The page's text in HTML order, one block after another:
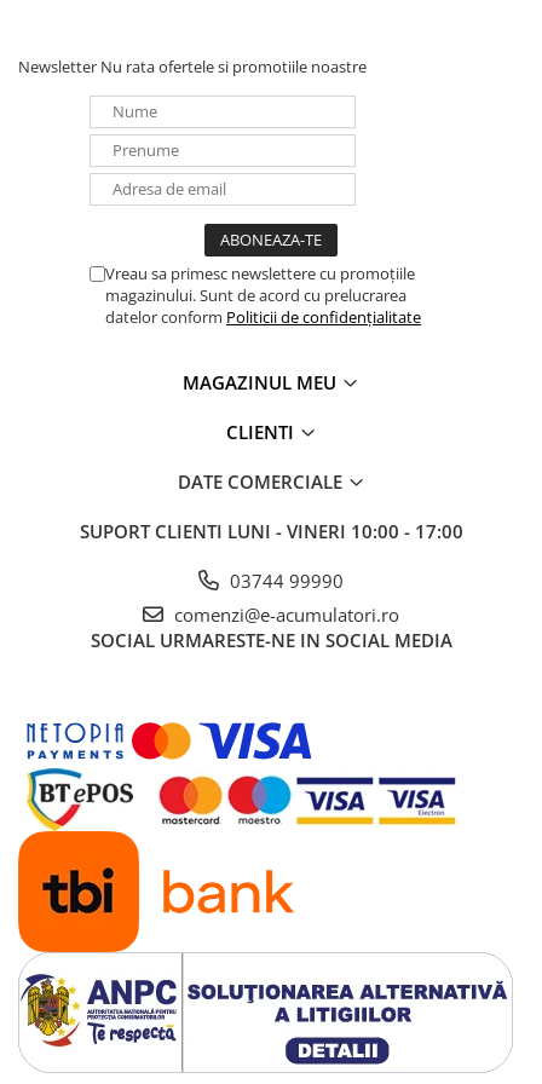
Racire/Incalzire
Statii energie portabile
Intrerupatoare si prize
structurata
Tablouri electrice
Laptop & PC accesorii, baterii,
cabluri USB, prelungitoare USB
Solutii solare portabile
Lichidare de stoc
Statii de incarcare EV
OUTLET
Pompe de caldura
Descărcare completă (DoD)
: 100%
Protecție pe 5 niveluri: celule, electric, structural, activă și de
urgență
Garanție: 10 ani
Newsletter Nu rata ofertele si promotiile noastre
Vreau sa primesc newslettere cu promoțiile
magazinului. Sunt de acord cu prelucrarea
datelor conform Politicii de confidențialitate
MAGAZINUL MEU
CLIENTI
DATE COMERCIALE
SUPORT CLIENTI LUNI - VINERI 10:00 - 17:00
03744 99990
comenzi@e-acumulatori.ro
SOCIAL URMARESTE-NE IN SOCIAL MEDIA